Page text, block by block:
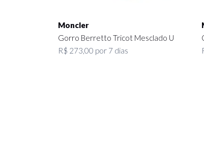
Moncler
Gorro Berretto Tricot Mesclado U
R$ 273,00 por 7 dias